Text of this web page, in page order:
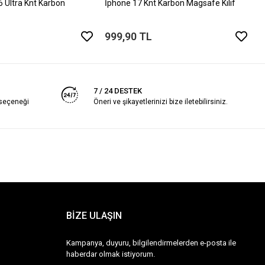
Ultra Knt Karbon İphone 17 Knt Karbon Magsafe Kılıf
999,90 TL
7 / 24 DESTEK
Öneri ve şikayetlerinizi bize iletebilirsiniz.
BİZE ULAŞIN
Kampanya, duyuru, bilgilendirmelerden e-posta ile
haberdar olmak istiyorum.